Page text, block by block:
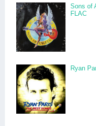
Sons of
FLAC
Ryan